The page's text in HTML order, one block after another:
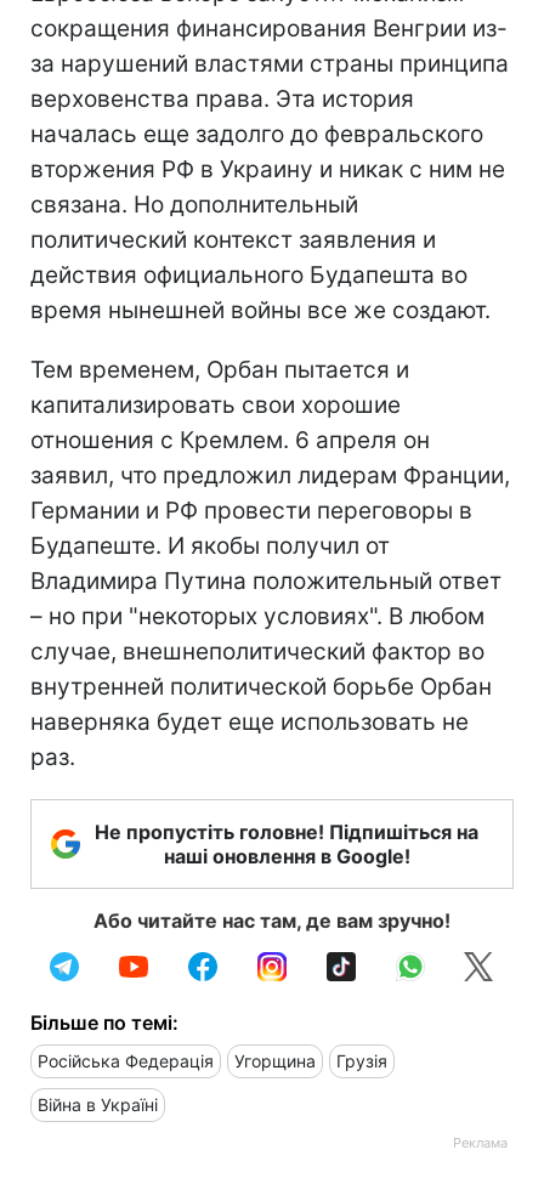
сокращения финансирования Венгрии из-
за нарушений властями страны принципа
верховенства права. Эта история
началась еще задолго до февральского
вторжения РФ в Украину и никак с ним не
связана. Но дополнительный
политический контекст заявления и
действия официального Будапешта во
время нынешней войны все же создают.
Тем временем, Орбан пытается и
капитализировать свои хорошие
отношения с Кремлем. 6 апреля он
заявил, что предложил лидерам Франции,
Германии и РФ провести переговоры в
Будапеште. И якобы получил от
Владимира Путина положительный ответ
– но при "некоторых условиях". В любом
случае, внешнеполитический фактор во
внутренней политической борьбе Орбан
наверняка будет еще использовать не
раз.
Не пропустіть головне! Підпишіться на
наші оновлення в Google!
Або читайте нас там, де вам зручно!
Більше по темі:
Російська Федерація Угорщина Грузія
Війна в Україні